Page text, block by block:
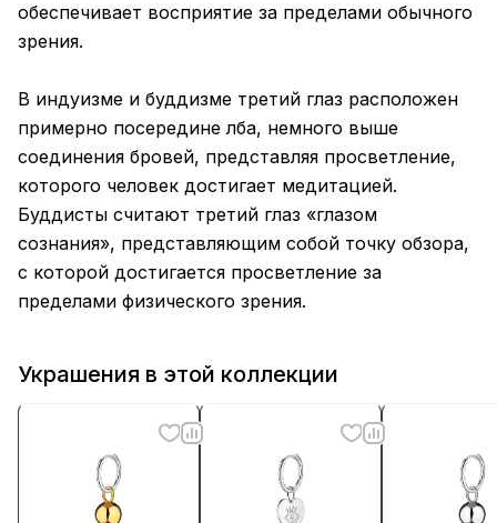
обеспечивает восприятие за пределами обычного
зрения.
В индуизме и буддизме третий глаз расположен
примерно посередине лба, немного выше
соединения бровей, представляя просветление,
которого человек достигает медитацией.
Буддисты считают третий глаз «глазом
сознания», представляющим собой точку обзора,
с которой достигается просветление за
пределами физического зрения.
Украшения в этой коллекции